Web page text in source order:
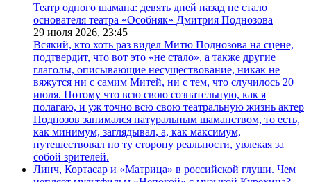
Театр одного шамана: девять дней назад не стало
основателя театра «Особняк» Дмитрия Поднозова
29 июля 2026, 23:45
Всякий, кто хоть раз видел Митю Поднозова на сцене,
подтвердит, что вот это «не стало», а также другие
глаголы, описывающие несуществование, никак не
вяжутся ни с самим Митей, ни с тем, что случилось 20
июля. Потому что всю свою сознательную, как я
полагаю, и уж точно всю свою театральную жизнь актер
Поднозов занимался натуральным шаманством, то есть,
как минимум, заглядывал, а, как максимум,
путешествовал по ту сторону реальности, увлекая за
собой зрителей.
Линч, Кортасар и «Матрица» в российской глуши. Чем